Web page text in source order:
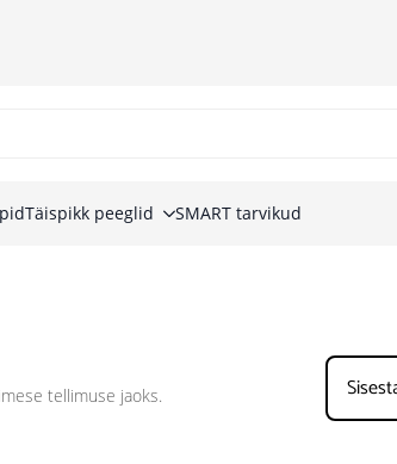
Täispikk peeglid SMART tarvikud
tellimuse jaoks.